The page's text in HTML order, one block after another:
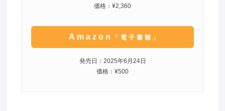
価格：¥2,360
Amazon 「電子書籍」
発売日：2025年6月24日
価格：¥500